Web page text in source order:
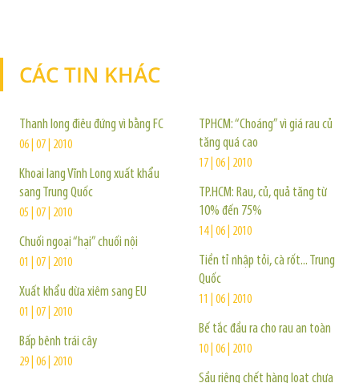
CÁC TIN KHÁC
Thanh long điêu đứng vì bằng FC
06 | 07 | 2010
Khoai lang Vĩnh Long xuất khẩu
sang Trung Quốc
05 | 07 | 2010
Chuối ngoại “hại” chuối nội
01 | 07 | 2010
Xuất khẩu dừa xiêm sang EU
01 | 07 | 2010
Bấp bênh trái cây
29 | 06 | 2010
TPHCM: “Choáng” vì giá rau củ
tăng quá cao
17 | 06 | 2010
TP.HCM: Rau, củ, quả tăng từ
10% đến 75%
14 | 06 | 2010
Tiền tỉ nhập tỏi, cà rốt... Trung
Quốc
11 | 06 | 2010
Bế tắc đầu ra cho rau an toàn
10 | 06 | 2010
Sầu riêng chết hàng loạt chưa